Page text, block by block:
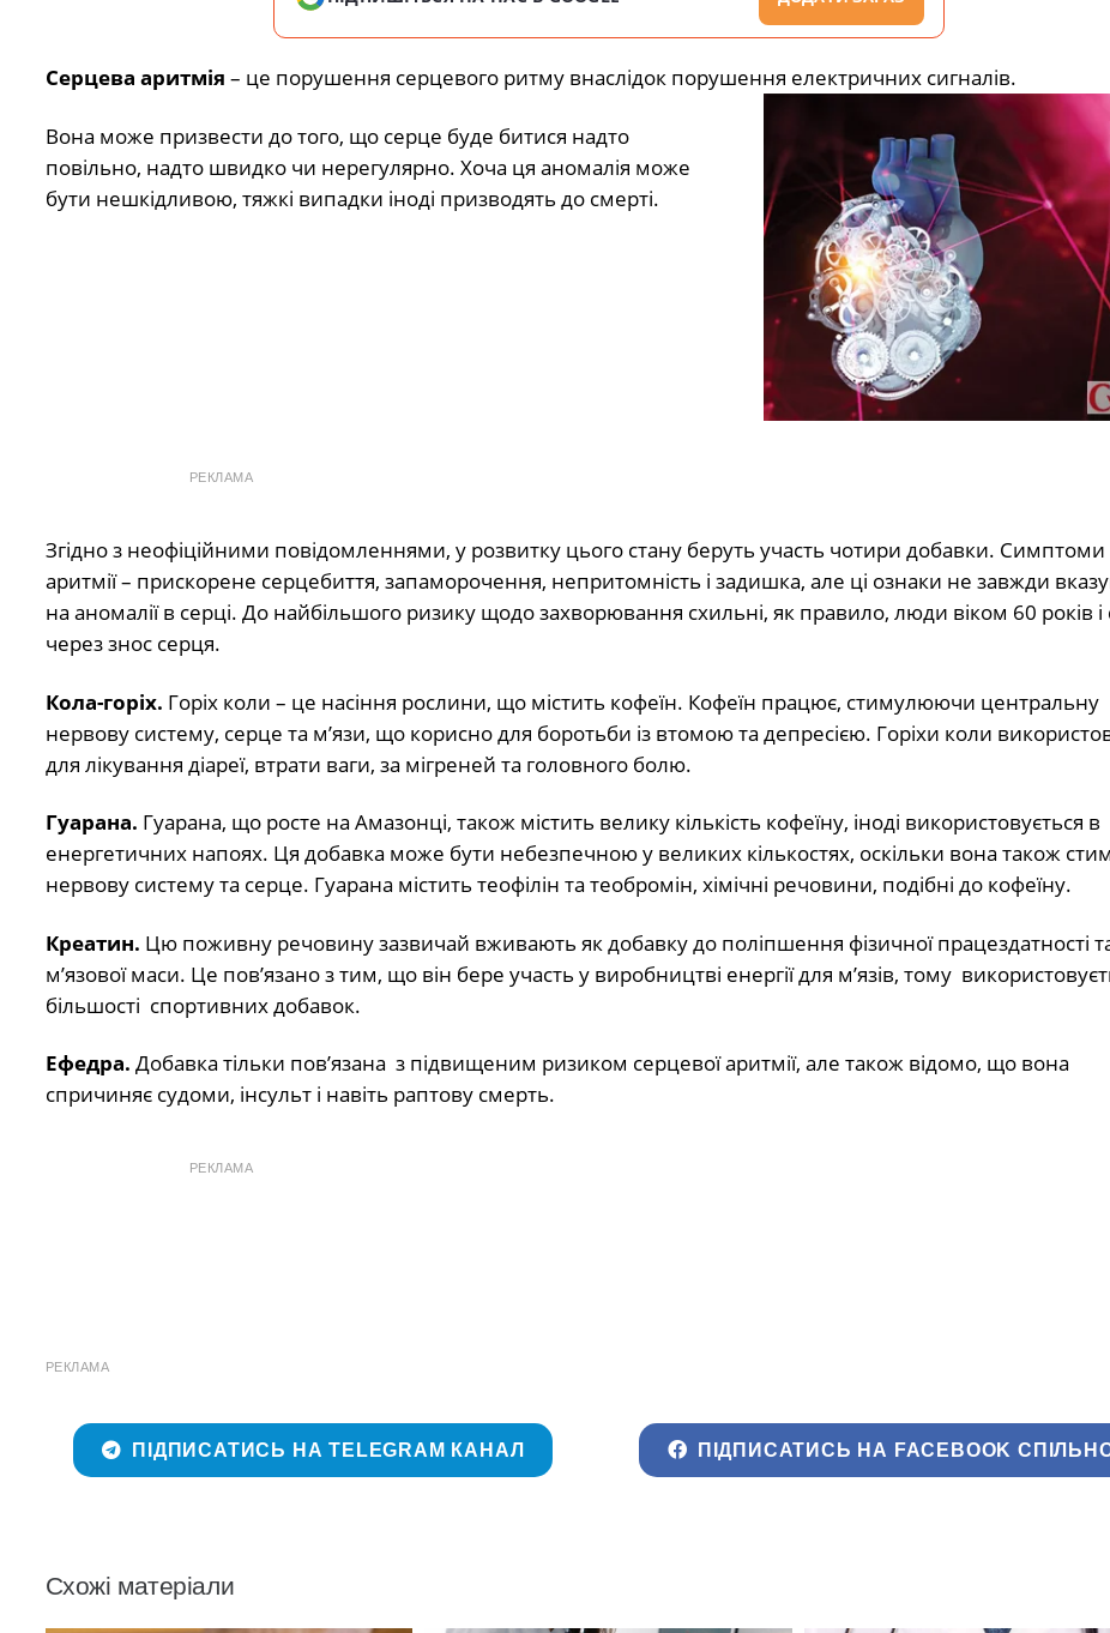
Серцева аритмія – це порушення серцевого ритму внаслідок порушення електричних сигналів.
Вона може призвести до того, що серце буде битися надто
повільно, надто швидко чи нерегулярно. Хоча ця аномалія може
бути нешкідливою, тяжкі випадки іноді призводять до смерті.
РЕКЛАМА
Згідно з неофіційними повідомленнями, у розвитку цього стану беруть участь чотири добавки. Симптоми
аритмії – прискорене серцебиття, запаморочення, непритомність і задишка, але ці ознаки не завжди
на аномалії в серці. До найбільшого ризику щодо захворювання схильні, як правило, люди віком 60 років і
через знос серця.
Кола-горіх. Горіх коли – це насіння рослини, що містить кофеїн. Кофеїн працює, стимулюючи центральну
нервову систему, серце та м’язи, що корисно для боротьби із втомою та депресією. Горіхи коли
для лікування діареї, втрати ваги, за мігреней та головного болю.
Гуарана. Гуарана, що росте на Амазонці, також містить велику кількість кофеїну, іноді використовується в
енергетичних напоях. Ця добавка може бути небезпечною у великих кількостях, оскільки вона також
нервову систему та серце. Гуарана містить теофілін та теобромін, хімічні речовини, подібні до кофеїну.
Креатин. Цю поживну речовину зазвичай вживають як добавку до поліпшення фізичної працездатності
м’язової маси. Це пов’язано з тим, що він бере участь у виробництві енергії для м’язів, тому
більшості спортивних добавок.
Ефедра. Добавка тільки пов’язана з підвищеним ризиком серцевої аритмії, але також відомо, що вона
спричиняє судоми, інсульт і навіть раптову смерть.
РЕКЛАМА
РЕКЛАМА
ПІДПИСАТИСЬ НА TELEGRAM КАНАЛ ПІДПИСАТИСЬ НА FACEBOOK
Схожі матеріали